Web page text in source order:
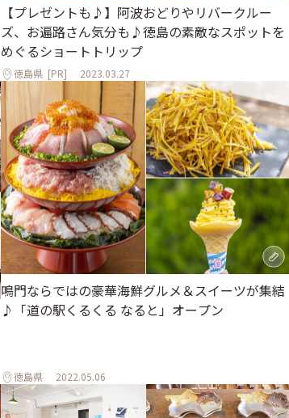
【プレゼントも♪】阿波おどりやリバークルー
ズ、お遍路さん気分も♪徳島の素敵なスポットを
めぐるショートトリップ
徳島県 [PR] 2023.03.27
鳴門ならではの豪華海鮮グルメ＆スイーツが集結
♪「道の駅くるくる なると」オープン
徳島県 2022.05.06